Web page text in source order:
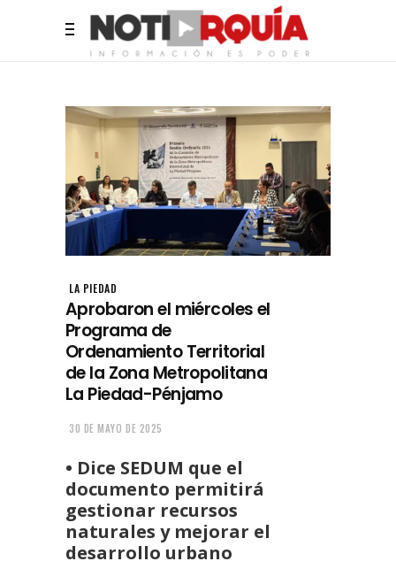
LA PIEDAD
Aprobaron el miércoles el
Programa de
Ordenamiento Territorial
de la Zona Metropolitana
La Piedad-Pénjamo
30 DE MAYO DE 2025
•⁠ ⁠Dice SEDUM que el
documento permitirá
gestionar recursos
naturales y mejorar el
desarrollo urbano